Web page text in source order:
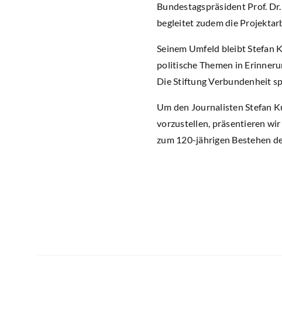
Bundestagspräsident Prof.
begleitet zudem die
Seinem Umfeld bleibt Stefan
politische Themen in
Die Stiftung Verbundenheit
Um den Journalisten Stefan
vorzustellen, präsentieren
zum 120-jährigen Bestehen